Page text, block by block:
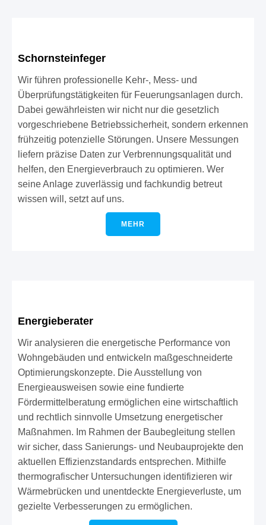
Schornsteinfeger
Wir führen professionelle Kehr-, Mess- und
Überprüfungstätigkeiten für Feuerungsanlagen durch.
Dabei gewährleisten wir nicht nur die gesetzlich
vorgeschriebene Betriebssicherheit, sondern erkennen
frühzeitig potenzielle Störungen. Unsere Messungen
liefern präzise Daten zur Verbrennungsqualität und
helfen, den Energieverbrauch zu optimieren. Wer
seine Anlage zuverlässig und fachkundig betreut
wissen will, setzt auf uns.
MEHR
Energieberater
Wir analysieren die energetische Performance von
Wohngebäuden und entwickeln maßgeschneiderte
Optimierungskonzepte. Die Ausstellung von
Energieausweisen sowie eine fundierte
Fördermittelberatung ermöglichen eine wirtschaftlich
und rechtlich sinnvolle Umsetzung energetischer
Maßnahmen. Im Rahmen der Baubegleitung stellen
wir sicher, dass Sanierungs- und Neubauprojekte den
aktuellen Effizienzstandards entsprechen. Mithilfe
thermografischer Untersuchungen identifizieren wir
Wärmebrücken und unentdeckte Energieverluste, um
gezielte Verbesserungen zu ermöglichen.